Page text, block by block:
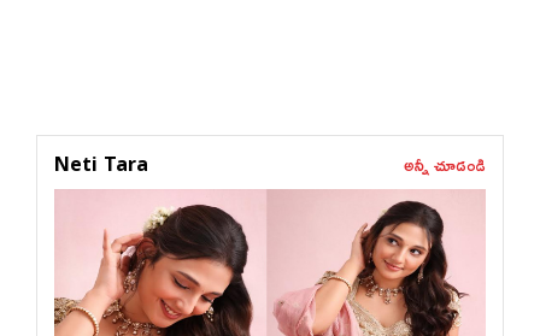
Neti Tara అన్నీ చూడండి